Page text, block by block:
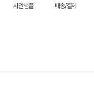
시안샘플 배송/결제